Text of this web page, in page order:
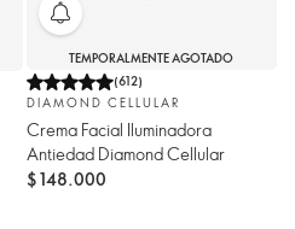
TEMPORALMENTE AGOTADO
(612)
DIAMOND CELLULAR
Crema Facial Iluminadora
Antiedad Diamond Cellular
$ 148.000